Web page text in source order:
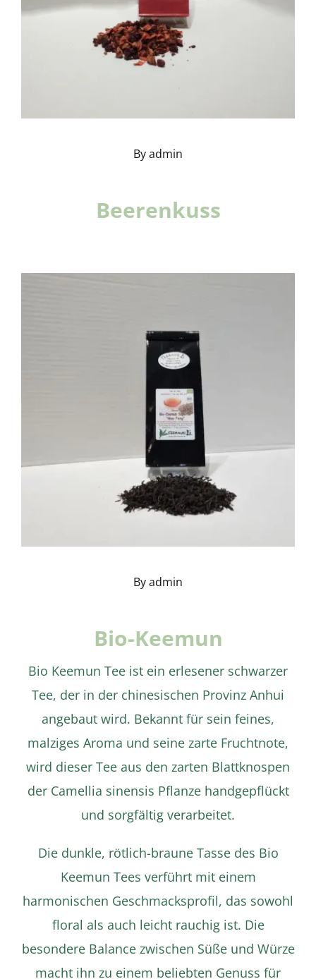
Details
Byadmin
Beerenkuss
Details
Byadmin
Bio-Keemun
Bio Keemun Tee ist ein erlesener schwarzer
Tee, der in der chinesischen Provinz Anhui
angebaut wird. Bekannt für sein feines,
malziges Aroma und seine zarte Fruchtnote,
wird dieser Tee aus den zarten Blattknospen
der Camellia sinensis Pflanze handgepflückt
und sorgfältig verarbeitet.
Die dunkle, rötlich-braune Tasse des Bio
Keemun Tees verführt mit einem
harmonischen Geschmacksprofil, das sowohl
floral als auch leicht rauchig ist. Die
besondere Balance zwischen Süße und Würze
macht ihn zu einem beliebten Genuss für